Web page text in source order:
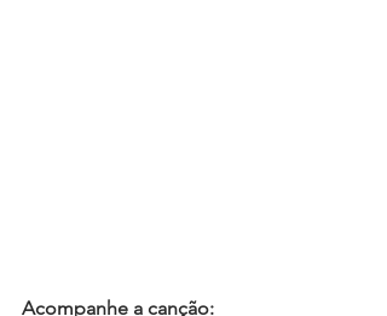
Acompanhe a canção: